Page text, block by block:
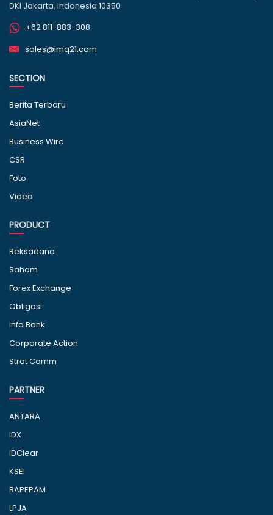
DKI Jakarta, Indonesia 10350
+62 811-883-308
sales@imq21.com
SECTION
Berita Terbaru
AsiaNet
Business Wire
CSR
Foto
Video
PRODUCT
Reksadana
Saham
Forex Exchange
Obligasi
Info Bank
Corporate Action
Strat Comm
PARTNER
ANTARA
IDX
IDClear
KSEI
BAPEPAM
LPJA